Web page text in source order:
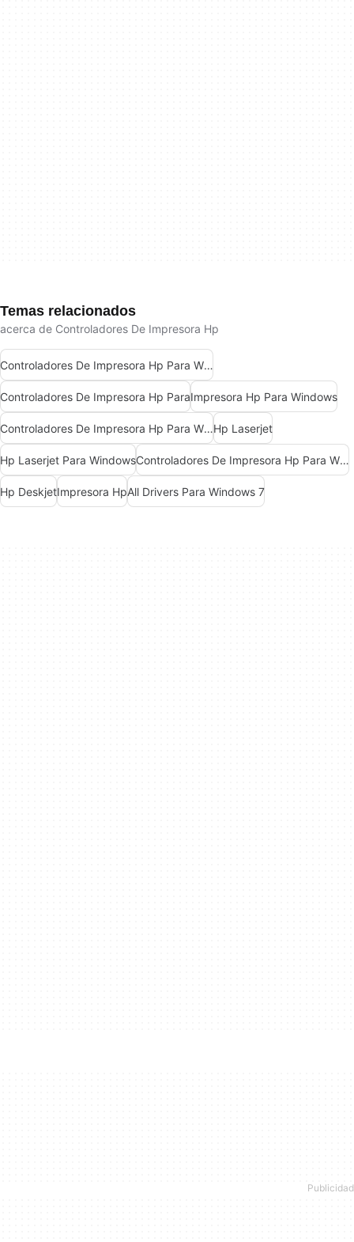
Temas relacionados
acerca de Controladores De Impresora Hp
Controladores De Impresora Hp Para Windows
Controladores De Impresora Hp ParaImpresora Hp Para Windows
Controladores De Impresora Hp Para Windows 10Hp Laserjet
Hp Laserjet Para Windows Controladores De Impresora Hp Para Windows 7
Hp DeskjetImpresora HpAll Drivers Para Windows 7